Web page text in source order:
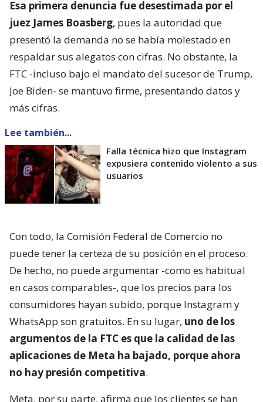
Esa primera denuncia fue desestimada por el
juez James Boasberg, pues la autoridad que
presentó la demanda no se había molestado en
respaldar sus alegatos con cifras. No obstante, la
FTC -incluso bajo el mandato del sucesor de Trump,
Joe Biden- se mantuvo firme, presentando datos y
más cifras.
Lee también...
Falla técnica hizo que Instagram
expusiera contenido violento a sus
usuarios
Con todo, la Comisión Federal de Comercio no
puede tener la certeza de su posición en el proceso.
De hecho, no puede argumentar -como es habitual
en casos comparables-, que los precios para los
consumidores hayan subido, porque Instagram y
WhatsApp son gratuitos. En su lugar, uno de los
argumentos de la FTC es que la calidad de las
aplicaciones de Meta ha bajado, porque ahora
no hay presión competitiva.
Meta, por su parte, afirma que los clientes se han